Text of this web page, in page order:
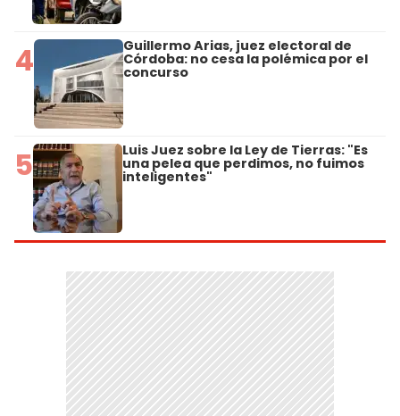
4 Guillermo Arias, juez electoral de
Córdoba: no cesa la polémica por el
concurso
5 Luis Juez sobre la Ley de Tierras: "Es
una pelea que perdimos, no fuimos
inteligentes"